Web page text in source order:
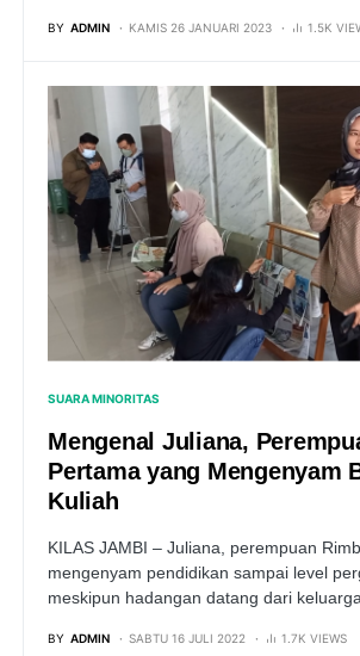
BY ADMIN KAMIS 26 JANUARI 2023 1.5K
SUARA MINORITAS
Mengenal Juliana,
Pertama yang Mengenyam
Kuliah
KILAS JAMBI – Juliana, perempuan
mengenyam pendidikan sampai level
meskipun hadangan datang dari
BY ADMIN SABTU 16 JULI 2022 1.7K VIEWS